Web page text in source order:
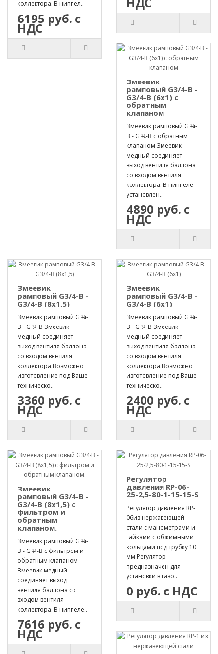
коллектора. В ниппел..
6195 руб. с
НДС
Змеевик
рамповый G3/4-B -
G3/4-B (6х1) с
обратным
клапаном
Змеевик рамповый G ¾-
B - G ¾-B с обратным
клапаном Змеевик
медный соединяет
выход вентиля баллона
со входом вентиля
коллектора. В ниппеле
установлен..
4890 руб. с
НДС
Змеевик
рамповый G3/4-B -
G3/4-B (8х1,5)
Змеевик рамповый G ¾-
B - G ¾-B Змеевик
медный соединяет
выход вентиля баллона
со входом вентиля
коллектора.Возможно
изготовление под Ваше
техническо..
3360 руб. с
НДС
Змеевик
рамповый G3/4-B -
G3/4-B (6х1)
Змеевик рамповый G ¾-
B - G ¾-B Змеевик
медный соединяет
выход вентиля баллона
со входом вентиля
коллектора.Возможно
изготовление под Ваше
техническо..
2400 руб. с
НДС
Змеевик
рамповый G3/4-B -
G3/4-B (8х1,5) с
фильтром и
обратным
клапаном.
Змеевик рамповый G ¾-
B - G ¾-B с фильтром и
обратным клапаном
Змеевик медный
соединяет выход
вентиля баллона со
входом вентиля
коллектора. В ниппеле..
7616 руб. с
НДС
Регулятор
давления RP-06-
25-2,5-80-1-15-15-S
Регулятор давления RP-
06из нержавеющей
стали с манометрами и
гайками с обжимными
кольцами под трубку 10
мм Регулятор
предназначен для
установки в газо..
0 руб. с НДС